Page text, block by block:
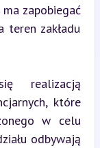
zapobiegać
teren zakładu
realizacją
które
w celu
odbywają